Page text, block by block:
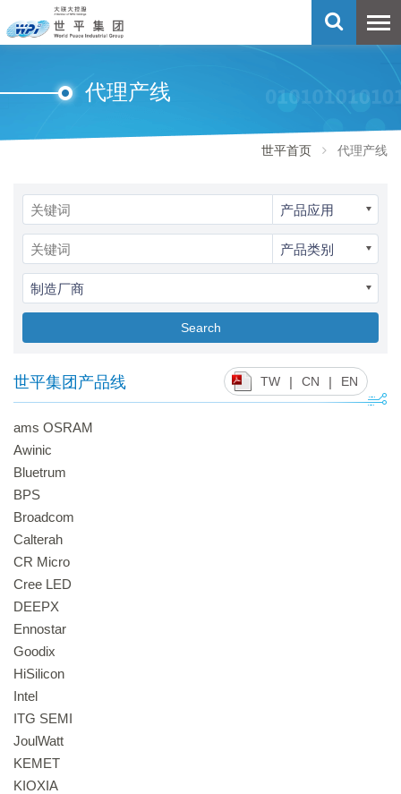
代理产线
世平首页 代理产线
产品应用
产品类别
制造厂商
Search
世平集团产品线 TW | CN | EN
ams OSRAM
Awinic
Bluetrum
BPS
Broadcom
Calterah
CR Micro
Cree LED
DEEPX
Ennostar
Goodix
HiSilicon
Intel
ITG SEMI
JoulWatt
KEMET
KIOXIA